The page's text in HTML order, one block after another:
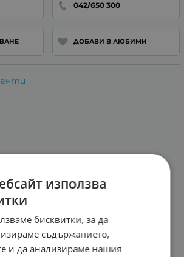
042/650 300
ДОБАВИ В ЛЮБИМИ
използва
бисквитки, за да
съдържанието,
и да анализираме нашия